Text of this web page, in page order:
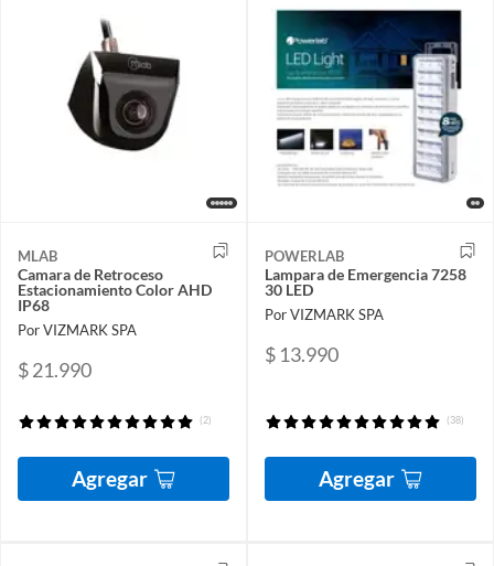
MLAB
Camara de Retroceso
Estacionamiento Color AHD
IP68
Por VIZMARK SPA
$ 21.990
(2)
Agregar
POWERLAB
Lampara de Emergencia 7258
30 LED
Por VIZMARK SPA
$ 13.990
(38)
Agregar